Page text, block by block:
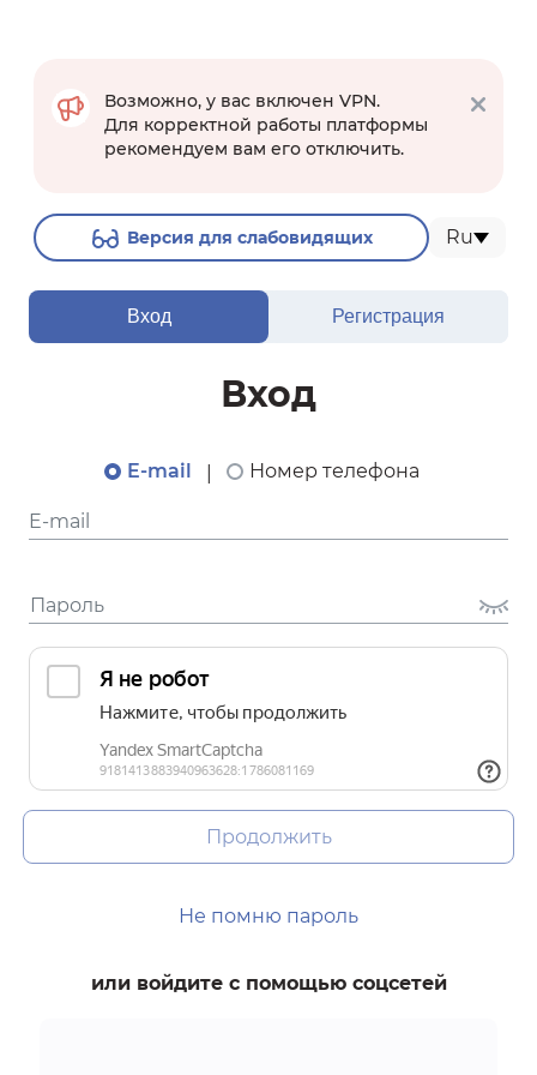
Версия для слабовидящих Ru
Возможно, у вас включен VPN.
Для корректной работы платформы
рекомендуем вам его отключить.
Вход Регистрация
Вход
E-mail Номер телефона
Продолжить
Не помню пароль
или войдите с помощью соцсетей